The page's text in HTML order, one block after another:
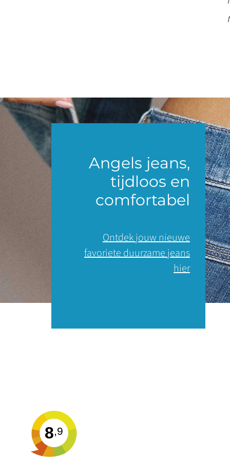
Angels jeans,
tijdloos en
comfortabel
Ontdek jouw nieuwe
favoriete duurzame jeans
hier
8,9